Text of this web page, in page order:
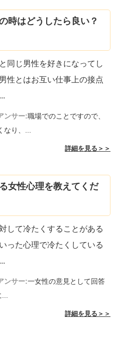
時はどうしたら良い？
同じ男性を好きになってし
性とはお互い仕事上の接点
...
ンサー:職場でのことですので、
なり、...
詳細を見る＞＞
女性心理を教えてくだ
して冷たくすることがある
った心理で冷たくしている
ンサー:一女性の意見として回答
...
詳細を見る＞＞